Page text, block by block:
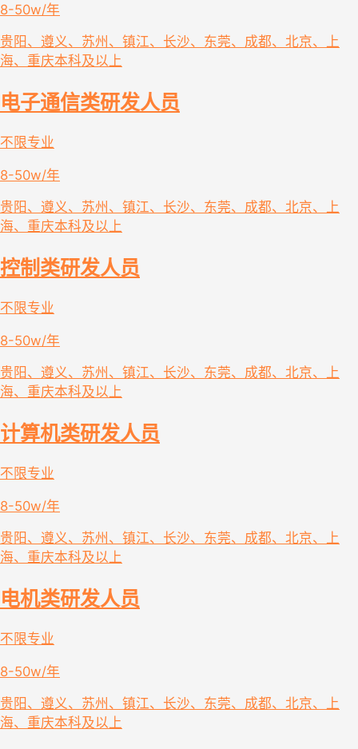
8-50w/年
贵阳、遵义、苏州、镇江、长沙、东莞、成都、北京、上
海、重庆本科及以上
电子通信类研发人员
不限专业
8-50w/年
贵阳、遵义、苏州、镇江、长沙、东莞、成都、北京、上
海、重庆本科及以上
控制类研发人员
不限专业
8-50w/年
贵阳、遵义、苏州、镇江、长沙、东莞、成都、北京、上
海、重庆本科及以上
计算机类研发人员
不限专业
8-50w/年
贵阳、遵义、苏州、镇江、长沙、东莞、成都、北京、上
海、重庆本科及以上
电机类研发人员
不限专业
8-50w/年
贵阳、遵义、苏州、镇江、长沙、东莞、成都、北京、上
海、重庆本科及以上